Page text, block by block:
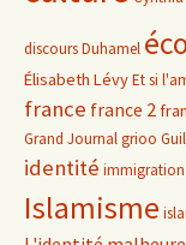
discoursDuhamel
Élisabeth LévyEt si
france france 2
Grand Journalgrioo
identité immigration
Islamisme